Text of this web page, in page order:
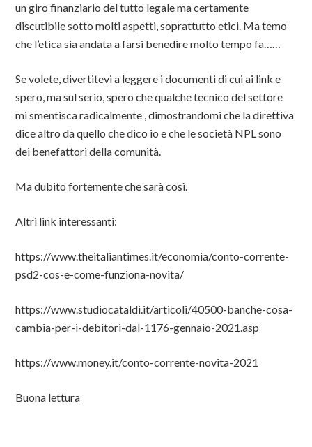
un giro finanziario del tutto legale ma certamente
discutibile sotto molti aspetti, soprattutto etici. Ma temo
che l’etica sia andata a farsi benedire molto tempo fa……
Se volete, divertitevi a leggere i documenti di cui ai link e
spero, ma sul serio, spero che qualche tecnico del settore
mi smentisca radicalmente , dimostrandomi che la direttiva
dice altro da quello che dico io e che le società NPL sono
dei benefattori della comunità.
Ma dubito fortemente che sarà così.
Altri link interessanti:
https://www.theitaliantimes.it/economia/conto-corrente-
psd2-cos-e-come-funziona-novita/
https://www.studiocataldi.it/articoli/40500-banche-cosa-
cambia-per-i-debitori-dal-1176-gennaio-2021.asp
https://www.money.it/conto-corrente-novita-2021
Buona lettura